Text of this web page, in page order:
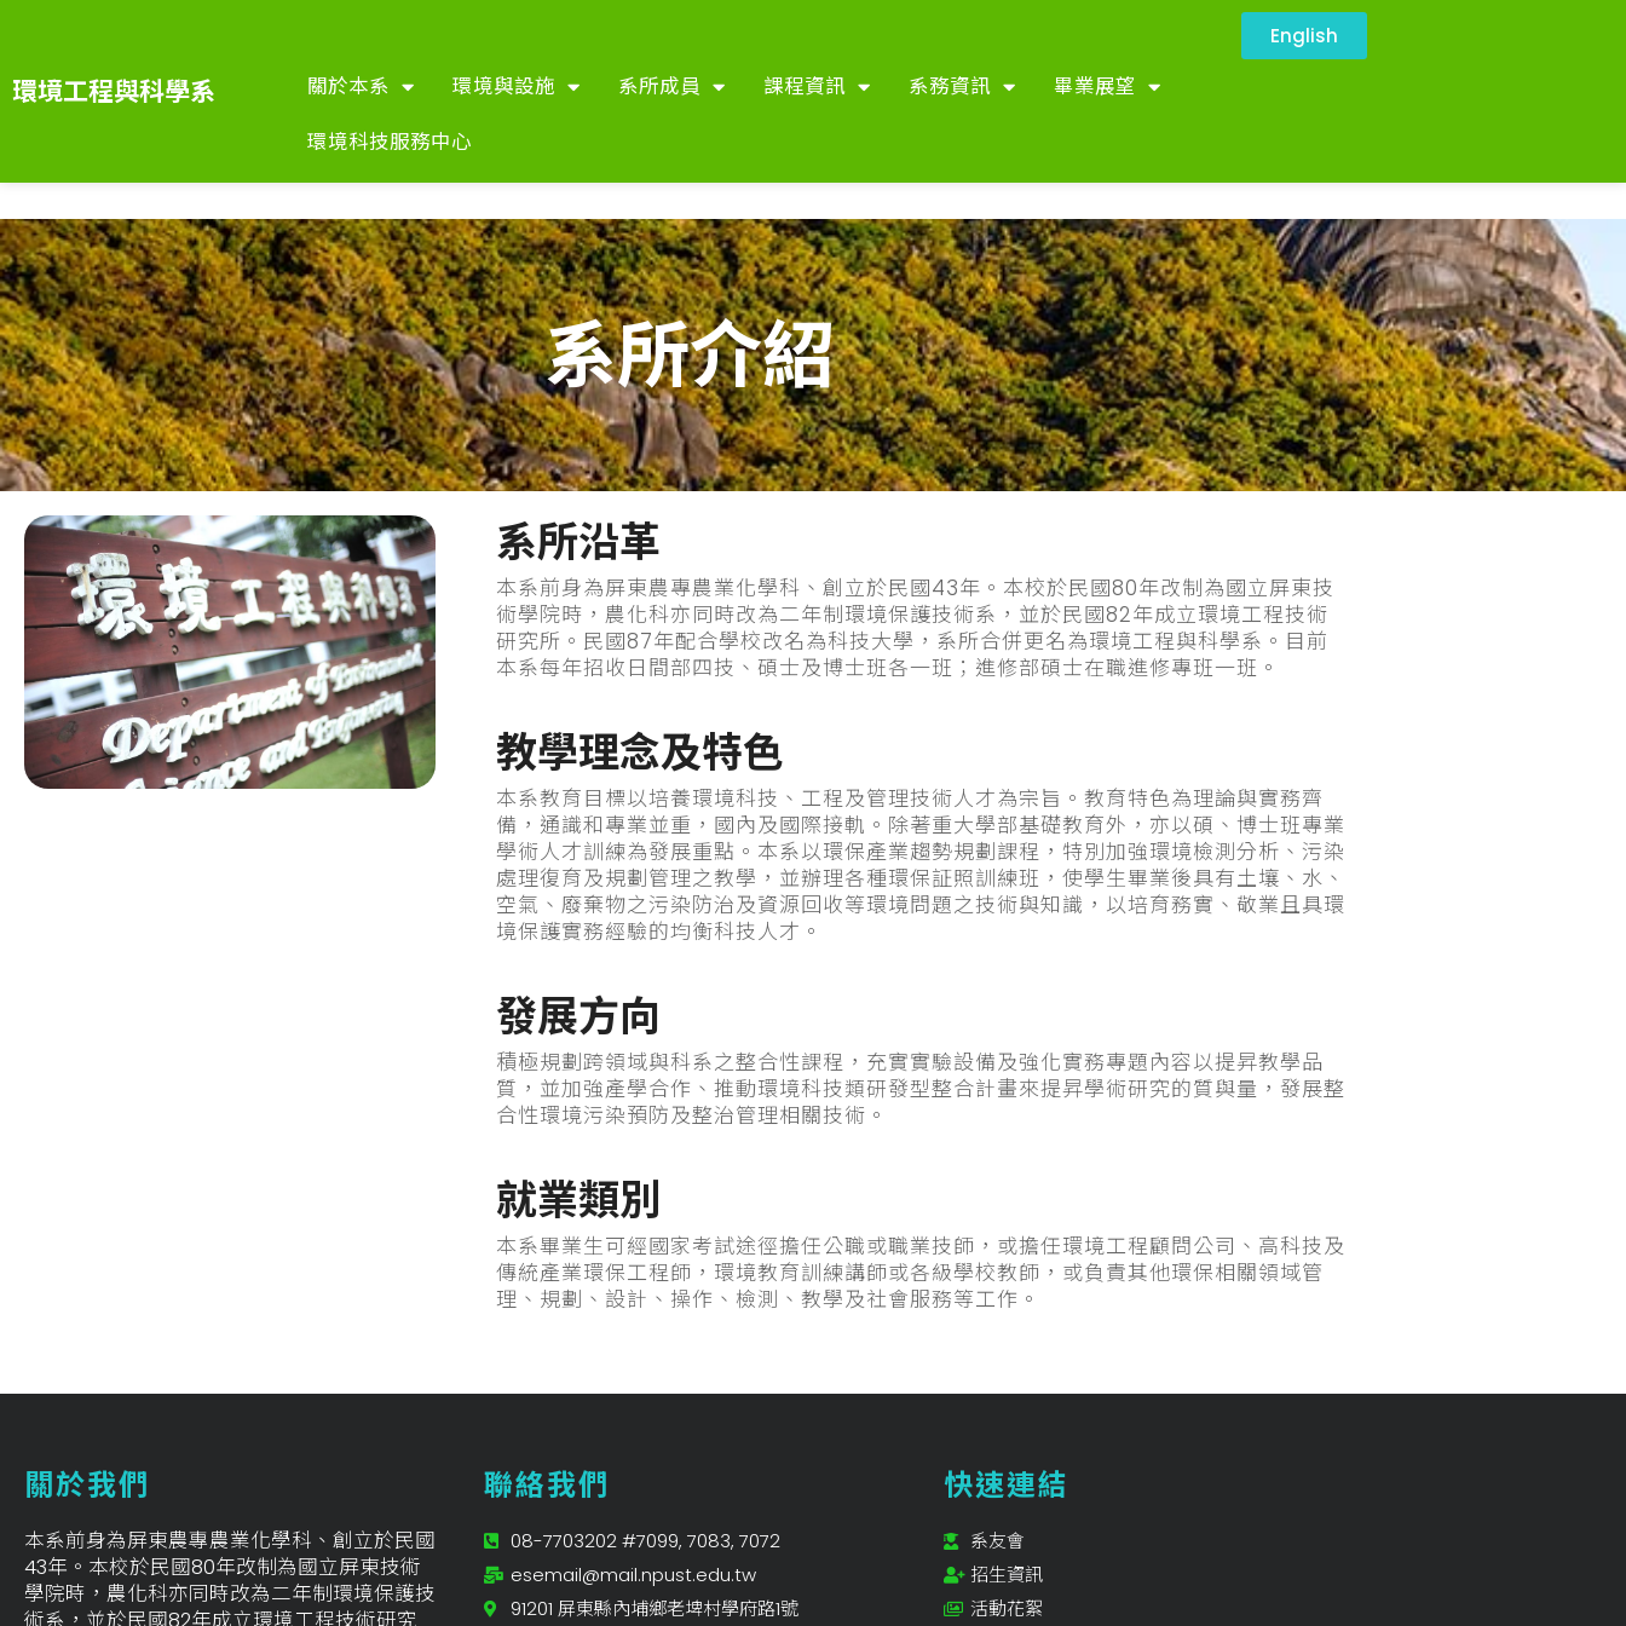
環境工程與科學系
English
關於本系 環境與設施 系所成員 課程資訊 系務資訊
畢業展望
環境科技服務中心
系所介紹
系所沿革
本系前身為屏東農專農業化學科、創立於民國43年。本校於民國80年改制為國立屏東技
術學院時，農化科亦同時改為二年制環境保護技術系，並於民國82年成立環境工程技術
研究所。民國87年配合學校改名為科技大學，系所合併更名為環境工程與科學系。目前
本系每年招收日間部四技、碩士及博士班各一班；進修部碩士在職進修專班一班。
教學理念及特色
本系教育目標以培養環境科技、工程及管理技術人才為宗旨。教育特色為理論與實務齊
備，通識和專業並重，國內及國際接軌。除著重大學部基礎教育外，亦以碩、博士班專業
學術人才訓練為發展重點。本系以環保產業趨勢規劃課程，特別加強環境檢測分析、污染
處理復育及規劃管理之教學，並辦理各種環保証照訓練班，使學生畢業後具有土壤、水、
空氣、廢棄物之污染防治及資源回收等環境問題之技術與知識，以培育務實、敬業且具環
境保護實務經驗的均衡科技人才。
發展方向
積極規劃跨領域與科系之整合性課程，充實實驗設備及強化實務專題內容以提昇教學品
質，並加強產學合作、推動環境科技類研發型整合計畫來提昇學術研究的質與量，發展整
合性環境污染預防及整治管理相關技術。
就業類別
本系畢業生可經國家考試途徑擔任公職或職業技師，或擔任環境工程顧問公司、高科技及
傳統產業環保工程師，環境教育訓練講師或各級學校教師，或負責其他環保相關領域管
理、規劃、設計、操作、檢測、教學及社會服務等工作。
關於我們
本系前身為屏東農專農業化學科、創立於民國
43年。本校於民國80年改制為國立屏東技術
學院時，農化科亦同時改為二年制環境保護技
聯絡我們
08-7703202 #7099, 7083, 7072
esemail@mail.npust.edu.tw
91201 屏東縣內埔鄉老埤村學府路1號
快速連結
系友會
招生資訊
活動花絮